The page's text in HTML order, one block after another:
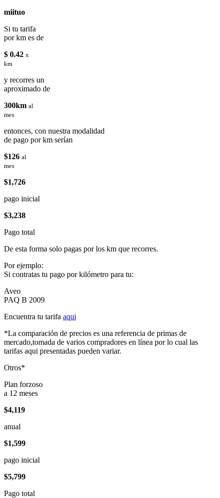
miituo
Si tu tarifa
por km es de
$ 0.42 x
km
y recorres un
aproximado de
300km al
mes
entonces, con nuestra modalidad
de pago por km serían
$126 al
mes
$1,726
pago inicial
$3,238
Pago total
De esta forma solo pagas por los km que recorres.
Por ejemplo:
Si contratas tu pago por kilómetro para tu:
Aveo
PAQ B 2009
Encuentra tu tarifa aqui
*La comparación de precios es una referencia de primas de
mercado,tomada de varios compradores en línea por lo cual las
tarifas aqui presentadas pueden variar.
Otros*
Plan forzoso
a 12 meses
$4,119
anual
$1,599
pago inicial
$5,799
Pago total